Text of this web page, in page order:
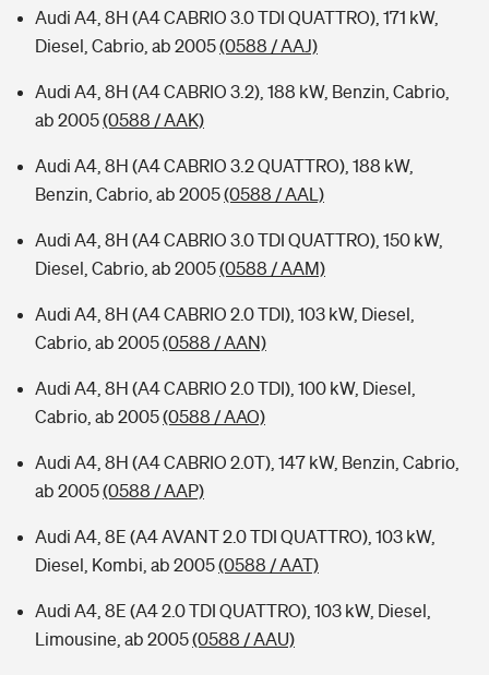
Audi A4, 8H (A4 CABRIO 3.0 TDI QUATTRO), 171 kW,
Diesel, Cabrio, ab 2005(0588 / AAJ)
Audi A4, 8H (A4 CABRIO 3.2), 188 kW, Benzin, Cabrio,
ab 2005(0588 / AAK)
Audi A4, 8H (A4 CABRIO 3.2 QUATTRO), 188 kW,
Benzin, Cabrio, ab 2005(0588 / AAL)
Audi A4, 8H (A4 CABRIO 3.0 TDI QUATTRO), 150 kW,
Diesel, Cabrio, ab 2005(0588 / AAM)
Audi A4, 8H (A4 CABRIO 2.0 TDI), 103 kW, Diesel,
Cabrio, ab 2005(0588 / AAN)
Audi A4, 8H (A4 CABRIO 2.0 TDI), 100 kW, Diesel,
Cabrio, ab 2005(0588 / AAO)
Audi A4, 8H (A4 CABRIO 2.0T), 147 kW, Benzin, Cabrio,
ab 2005(0588 / AAP)
Audi A4, 8E (A4 AVANT 2.0 TDI QUATTRO), 103 kW,
Diesel, Kombi, ab 2005(0588 / AAT)
Audi A4, 8E (A4 2.0 TDI QUATTRO), 103 kW, Diesel,
Limousine, ab 2005(0588 / AAU)